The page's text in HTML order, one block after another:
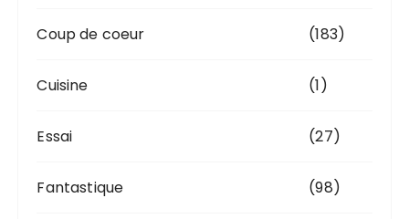
Coup de coeur (183)
Cuisine (1)
Essai (27)
Fantastique (98)